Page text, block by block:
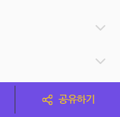
공유하기